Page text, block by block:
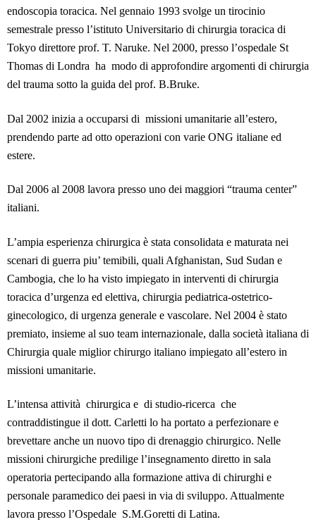
endoscopia toracica. Nel gennaio 1993 svolge un tirocinio
semestrale presso l’istituto Universitario di chirurgia toracica di
Tokyo direttore prof. T. Naruke. Nel 2000, presso l’ospedale St
Thomas di Londra ha modo di approfondire argomenti di chirurgia
del trauma sotto la guida del prof. B.Bruke.
Dal 2002 inizia a occuparsi di missioni umanitarie all’estero,
prendendo parte ad otto operazioni con varie ONG italiane ed
estere.
Dal 2006 al 2008 lavora presso uno dei maggiori “trauma center”
italiani.
L’ampia esperienza chirurgica è stata consolidata e maturata nei
scenari di guerra piu’ temibili, quali Afghanistan, Sud Sudan e
Cambogia, che lo ha visto impiegato in interventi di chirurgia
toracica d’urgenza ed elettiva, chirurgia pediatrica-ostetrico-
ginecologico, di urgenza generale e vascolare. Nel 2004 è stato
premiato, insieme al suo team internazionale, dalla società italiana di
Chirurgia quale miglior chirurgo italiano impiegato all’estero in
missioni umanitarie.
L’intensa attività chirurgica e di studio-ricerca che
contraddistingue il dott. Carletti lo ha portato a perfezionare e
brevettare anche un nuovo tipo di drenaggio chirurgico. Nelle
missioni chirurgiche predilige l’insegnamento diretto in sala
operatoria pertecipando alla formazione attiva di chirurghi e
personale paramedico dei paesi in via di sviluppo. Attualmente
lavora presso l’Ospedale S.M.Goretti di Latina.